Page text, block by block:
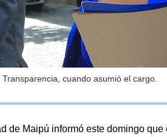
cuando asumió el cargo.
de Maipú informó este domingo